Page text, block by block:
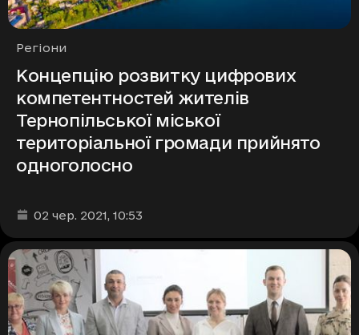
Рубрики
Регіони
Концепцію розвитку цифрових
компетентностей жителів
Тернопільської міської
територіальної громади прийнято
одноголосно
Дата та час публікації
02 чер. 2021, 10:53